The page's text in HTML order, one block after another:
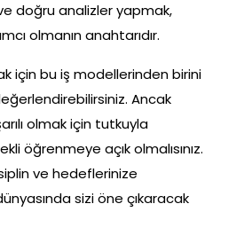
doğru analizler yapmak,
olmanın anahtarıdır.
için bu iş modellerinden birini
Ancak
olmak için tutkuyla
öğrenmeye açık olmalısınız.
ve hedeflerinize
sizi öne çıkaracak